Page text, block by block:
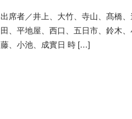
出席者／井上、大竹、寺山、髙橋
田、平地屋、西口、五日市、鈴木
藤、小池、成實日 時 […]